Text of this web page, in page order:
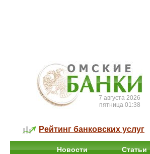
7 августа 2026
пятница 01:38
Рейтинг банковских услуг
Новости Статьи